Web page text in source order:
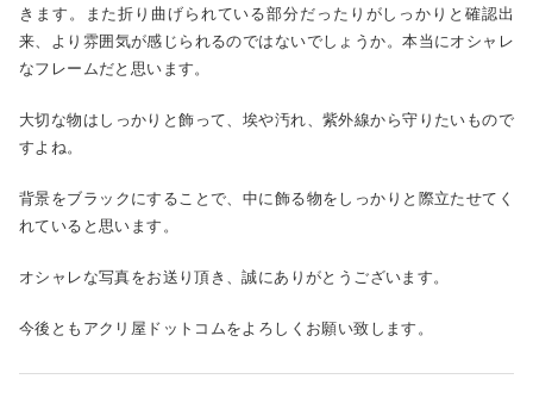
きます。また折り曲げられている部分だったりがしっかりと確認出
来、より雰囲気が感じられるのではないでしょうか。本当にオシャレ
なフレームだと思います。
大切な物はしっかりと飾って、埃や汚れ、紫外線から守りたいもので
すよね。
背景をブラックにすることで、中に飾る物をしっかりと際立たせてく
れていると思います。
オシャレな写真をお送り頂き、誠にありがとうございます。
今後ともアクリ屋ドットコムをよろしくお願い致します。